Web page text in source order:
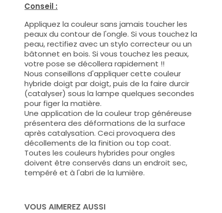
Conseil :
Appliquez la couleur sans jamais toucher les
peaux du contour de l'ongle. Si vous touchez la
peau, rectifiez avec un stylo correcteur ou un
bâtonnet en bois. Si vous touchez les peaux,
votre pose se décollera rapidement !!
Nous conseillons d'appliquer cette couleur
hybride doigt par doigt, puis de la faire durcir
(catalyser) sous la lampe quelques secondes
pour figer la matière.
Une application de la couleur trop généreuse
présentera des déformations de la surface
après catalysation. Ceci provoquera des
décollements de la finition ou top coat.
Toutes les couleurs hybrides pour ongles
doivent être conservés dans un endroit sec,
tempéré et à l'abri de la lumière.
VOUS AIMEREZ AUSSI